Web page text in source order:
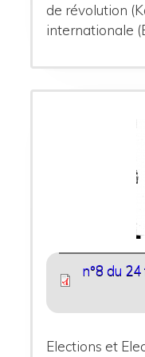
de révolution
internationale
n°8 du
Elections et